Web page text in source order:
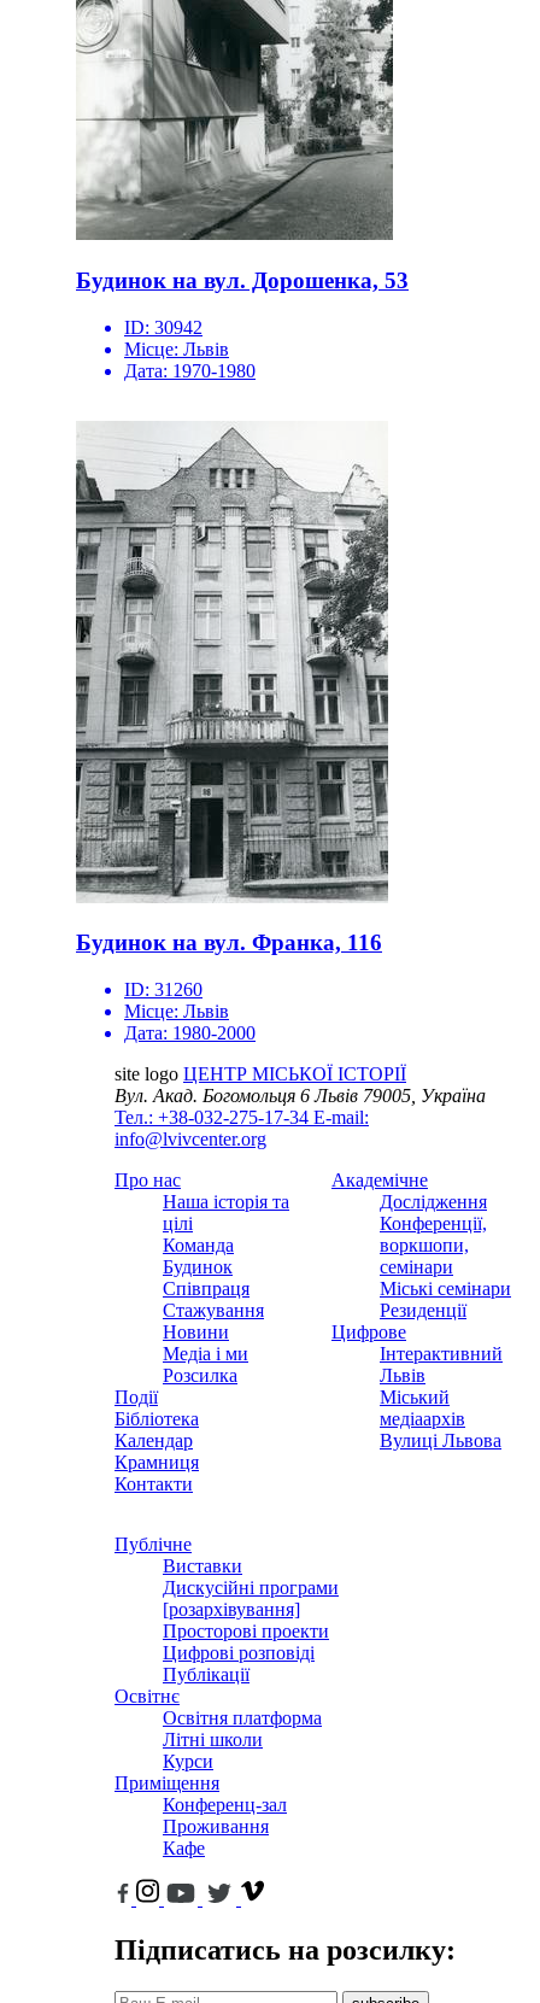
Будинок на вул. Дорошенка, 53
ID: 30942
Місце: Львів
Дата: 1970-1980
Будинок на вул. Франка, 116
ID: 31260
Місце: Львів
Дата: 1980-2000
site logo ЦЕНТР МІСЬКОЇ ІСТОРІЇ
Вул. Акад. Богомольця 6Львів 79005, Україна
Тел.: +38-032-275-17-34 E-mail:
info@lvivcenter.org
Про нас
Наша історія та
цілі
Команда
Будинок
Співпраця
Стажування
Новини
Медіа і ми
Розсилка
Події
Бібліотека
Календар
Крамниця
Контакти
Академічне
Дослідження
Конференції,
воркшопи,
семінари
Міські семінари
Резиденції
Цифрове
Інтерактивний
Львів
Міський
медіаархів
Вулиці Львова
Публічне
Виставки
Дискусійні програми
[розархівування]
Просторові проекти
Цифрові розповіді
Публікації
Освітнє
Освітня платформа
Літні школи
Курси
Приміщення
Конференц-зал
Проживання
Кафе
Підписатись на розсилку: